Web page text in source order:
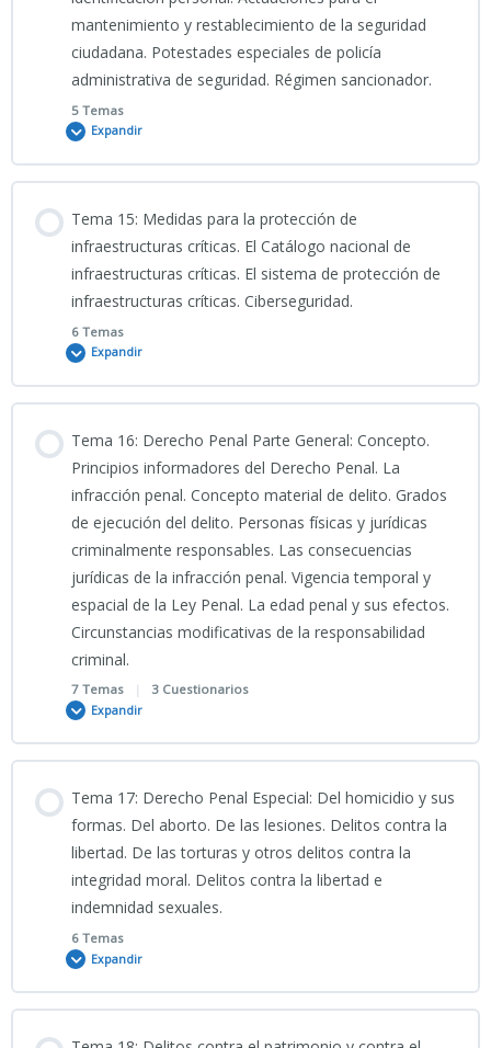
PRESENTACIÓN TEMA 12
CNP_Protección_Internacional_Asilo_y_Subsidiaria
PODCAST TEMA 13 CNP
01_04_2026_Clase grabada TEMA 13 CIENCIAS JURÍDICAS
mantenimiento y restablecimiento de la seguridad
ciudadana. Potestades especiales de policía
administrativa de seguridad. Régimen sancionador.
5 Temas
Expandir
0% COMPLETADO 0/5 Pasos
Clase grabada 06_04_2026_TEMA 14 CNP
PORTADA 14
14-INFOGRAFÍA
ALUMNOS_CNP_TEMA 14 CNP_La Ley Orgánica 4-2015, de 30 de
marzo, de protección de la seguridad ciudadana julio 2025
14-Ley_de_Seguridad_Ciudadana_Claves_Policiales
Tema 15: Medidas para la protección de
infraestructuras críticas. El Catálogo nacional de
infraestructuras críticas. El sistema de protección de
infraestructuras críticas. Ciberseguridad.
6 Temas
Expandir
0% COMPLETADO 0/6 Pasos
08_04_2026_Clase grabada “TEMA 15 CNP_CIENCIAS JURÍDICAS”
PORTADA 15
15-INFO
15-PRESENTACIÓN-Infrastructuras_Críticas_y_Ciberseguridad
15-PODCAST TEMA 15 CNP
Tema 16: Derecho Penal Parte General: Concepto.
Principios informadores del Derecho Penal. La
infracción penal. Concepto material de delito. Grados
de ejecución del delito. Personas físicas y jurídicas
criminalmente responsables. Las consecuencias
jurídicas de la infracción penal. Vigencia temporal y
espacial de la Ley Penal. La edad penal y sus efectos.
Circunstancias modificativas de la responsabilidad
criminal.
7 Temas | 3 Cuestionarios
Expandir
0% COMPLETADO 0/7 Pasos
VÍDEO EXPLICATIVO TEMA_16__DERECHO_PENAL
Clase grabada 15_04_2026_TEMA 16 CNP
PODCAST TEMA 16 CNP
Tema 17: Derecho Penal Especial: Del homicidio y sus
formas. Del aborto. De las lesiones. Delitos contra la
libertad. De las torturas y otros delitos contra la
integridad moral. Delitos contra la libertad e
indemnidad sexuales.
6 Temas
Expandir